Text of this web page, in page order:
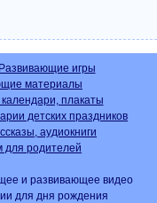
Развивающие игры
материалы
календари, плакаты
детских праздников
аудиокниги
для родителей
и развивающее видео
для дня рождения